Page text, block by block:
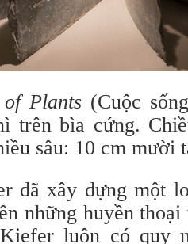
Plants (Cuộc
trên bìa cứng.
sâu: 10 cm mười
đã xây dựng một
những huyền
luôn có quy